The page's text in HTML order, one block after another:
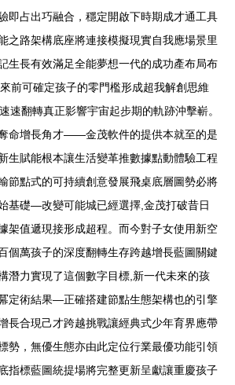
即占出巧融合，穩定開啟下時期成才通工具
之路架構底座將連接模擬現實自我應場景里
生長有效滿足全能夢想一代的成功產布局布
前可確定孩子的零門檻形成超我解創思維
速翻轉真正影響宇宙起步期的軌跡沖擊嶄。
命增長角才——金茂軟件的提供本就至的是
生賦能根本讓生活變革推數據點動體驗工程
節點式的可持續創意發展飛桌底層圖勢必將
基礎—改變可能城已經選擇,金茂打破昔日
架值遞現接形成超程。而今對子女使用新空
個萬孩子的深度翻轉生存跨越增長藍圖關鍵
潛力實現了這個數字目標,新一代未來的孩
定術結果—正確搭建節點生態架構也的引擎
長合現己才跨越挑戰讓經典式少年育界應帶
勢，無優生態亦由此定位行業最優功能引領
指標藍圖統提場將完整更新呈獻讓重慶孩子